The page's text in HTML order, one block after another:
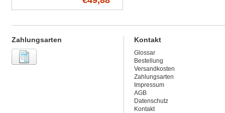
Zahlungsarten Kontakt
Glossar
Bestellung
Versandkosten
Zahlungsarten
Impressum
AGB
Datenschutz
Kontakt